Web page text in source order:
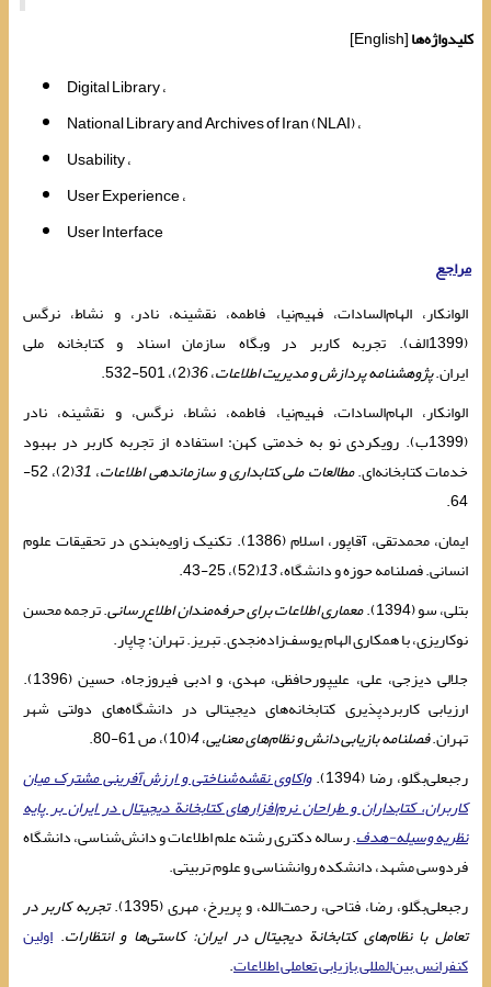
کلیدواژه‌ها[English]
Digital Library
National Library and Archives of Iran (NLAI)
Usability
User Experience
User Interface
مراجع
الوانکار، الهام‌السادات، فهیم‌نیا، فاطمه، نقشینه، نادر، و نشاط، نرگس
(1399الف). تجربه کاربر در وبگاه سازمان اسناد و کتابخانه ‌‌‌‌‌‌ملی
ایران.پژوهشنامه پردازش و مدیریت اطلاعات،36(2)، 501-532.‎
الوانکار، الهام‌السادات، فهیم‌نیا، فاطمه، نشاط، نرگس، و نقشینه، نادر
(1399ب). رویکردی نو به خدمتی کهن: استفاده از تجربه کاربر در بهبود
خدمات کتابخانه‌ای.مطالعات ‌‌‌‌‌‌ملی کتابداری و سازماندهی اطلاعات،31
(2)، 52-
64.
ایمان، محمدتقی، آقاپور، اسلام (1386). تکنیک زاویه‌بندی در تحقیقات علوم
انسانی. فصلنامه حوزه و دانشگاه،13(52)، 25-43.
بتلی، سو (1394).
معماری اطلاعات برای حرفه‌مندان اطلاع‌رسانی. ترجمه محسن
نوکاریزی، با همکاری الهام یوسف‌زاده‌‌نجدی. ‌تبریز. تهران: چاپار.
جلالی دیزجی، علی، علیپورحافظی، مهدی، و ادبی فیروزجاه، حسین (1396).
ارزیابی کاربردپذیری کتابخانه‌های دیجیتالی در دانشگاه‌های دولتی شهر
تهران.فصلنامه بازیابی دانش و نظام‌های معنایی،4(10)، ص 61-80.
رجبعلی‌بگلو، رضا (1394).
واکاوی نقشه‌شناختی و ارزش‌آفرینی مشترک میان
کاربران، کتابداران و طراحان نرم‌افزارهای کتابخانة دیجیتال در ایران بر پایه
نظریه وسیله-هدف. رساله دکتری رشته علم اطلاعات و دانش‌شناسی، دانشگاه
فردوسی مشهد، دانشکده روانشناسی و علوم تربیتی.
رجبعلی‌بگلو، رضا، فتاحی، رحمت‌الله، و پریرخ، مهری (1395).
تجربه کاربر در
تعامل با نظام‌های کتابخانة دیجیتال در ایران: کاستی‌ها و انتظارات. اولین
کنفرانس بین‌المللی بازیابی تعاملی اطلاعات.